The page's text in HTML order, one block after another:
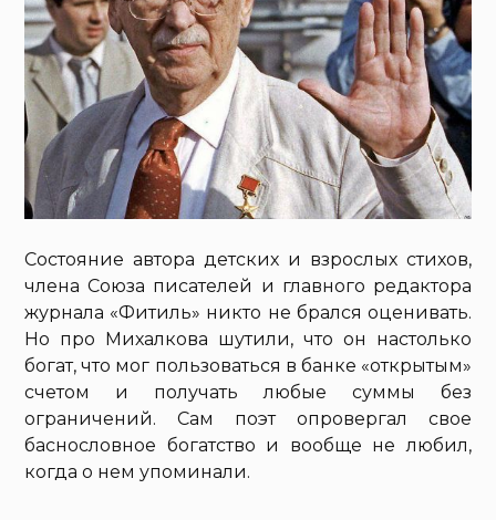
Состояние автора детских и взрослых стихов,
члена Союза писателей и главного редактора
журнала «Фитиль» никто не брался оценивать.
Но про Михалкова шутили, что он настолько
богат, что мог пользоваться в банке «открытым»
счетом и получать любые суммы без
ограничений. Сам поэт опровергал свое
баснословное богатство и вообще не любил,
когда о нем упоминали.